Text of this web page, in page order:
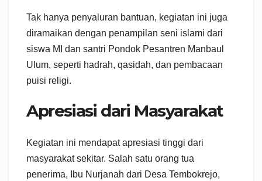
Tak hanya penyaluran bantuan, kegiatan ini juga
diramaikan dengan penampilan seni islami dari
siswa MI dan santri Pondok Pesantren Manbaul
Ulum, seperti hadrah, qasidah, dan pembacaan
puisi religi.
Apresiasi dari Masyarakat
Kegiatan ini mendapat apresiasi tinggi dari
masyarakat sekitar. Salah satu orang tua
penerima, Ibu Nurjanah dari Desa Tembokrejo,